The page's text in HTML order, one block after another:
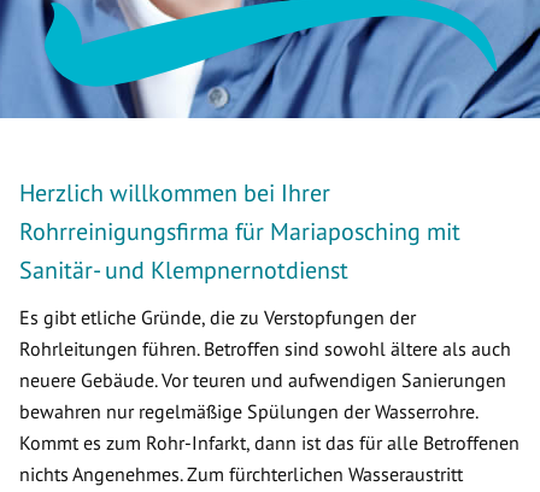
Herzlich willkommen bei Ihrer
Rohrreinigungsfirma für Mariaposching mit
Sanitär- und Klempnernotdienst
Es gibt etliche Gründe, die zu Verstopfungen der
Rohrleitungen führen. Betroffen sind sowohl ältere als auch
neuere Gebäude. Vor teuren und aufwendigen Sanierungen
bewahren nur regelmäßige Spülungen der Wasserrohre.
Kommt es zum Rohr-Infarkt, dann ist das für alle Betroffenen
nichts Angenehmes. Zum fürchterlichen Wasseraustritt